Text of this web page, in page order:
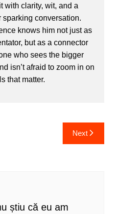
with clarity, wit, and a
sparking conversation.
knows him not just as
but as a connector
who sees the bigger
isn’t afraid to zoom in on
that matter.
Next
știu că eu am